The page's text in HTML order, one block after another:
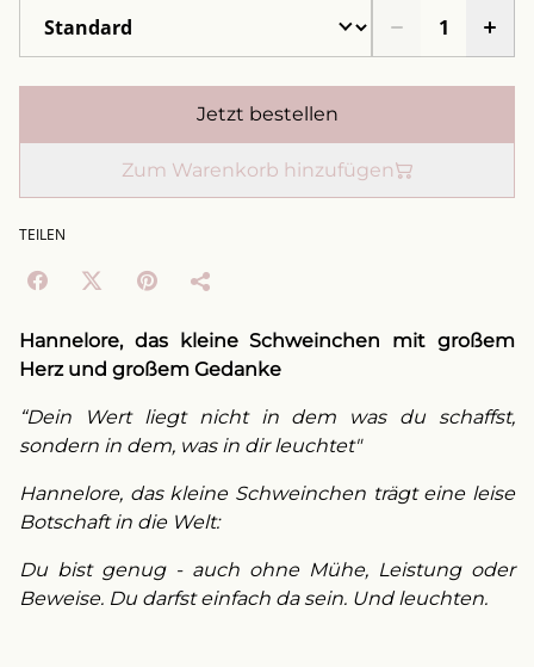
Jetzt bestellen
Zum Warenkorb hinzufügen
TEILEN
Hannelore, das kleine Schweinchen mit großem
Herz und großem Gedanke
“Dein Wert liegt nicht in dem was du schaffst,
sondern in dem, was in dir leuchtet"
Hannelore, das kleine Schweinchen trägt eine leise
Botschaft in die Welt:
Du bist genug - auch ohne Mühe, Leistung oder
Beweise. Du darfst einfach da sein. Und leuchten.